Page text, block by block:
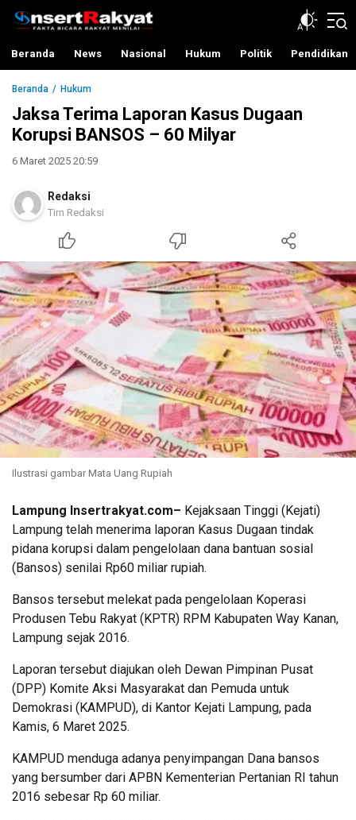
InsertRakyat.com
Fakta Bicara Rakyat Menilai
Beranda News Nasional Hukum Politik Pendidikan
Beranda Hukum
Jaksa Terima Laporan Kasus Dugaan
Korupsi BANSOS – 60 Milyar
6 Maret 2025 20:59
Redaksi
Tim Redaksi
Ilustrasi gambar Mata Uang Rupiah
Lampung Insertrakyat.com– Kejaksaan Tinggi (Kejati)
Lampung telah menerima laporan Kasus Dugaan tindak
pidana korupsi dalam pengelolaan dana bantuan sosial
(Bansos) senilai Rp60 miliar rupiah.
Bansos tersebut melekat pada pengelolaan Koperasi
Produsen Tebu Rakyat (KPTR) RPM Kabupaten Way Kanan,
Lampung sejak 2016.
Laporan tersebut diajukan oleh Dewan Pimpinan Pusat
(DPP) Komite Aksi Masyarakat dan Pemuda untuk
Demokrasi (KAMPUD), di Kantor Kejati Lampung, pada
Kamis, 6 Maret 2025.
KAMPUD menduga adanya penyimpangan Dana bansos
yang bersumber dari APBN Kementerian Pertanian RI tahun
2016 sebesar Rp 60 miliar.